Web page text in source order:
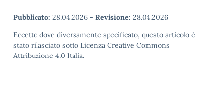
Pubblicato: 28.04.2026 - Revisione: 28.04.2026
Eccetto dove diversamente specificato, questo articolo è
stato rilasciato sotto Licenza Creative Commons
Attribuzione 4.0 Italia.